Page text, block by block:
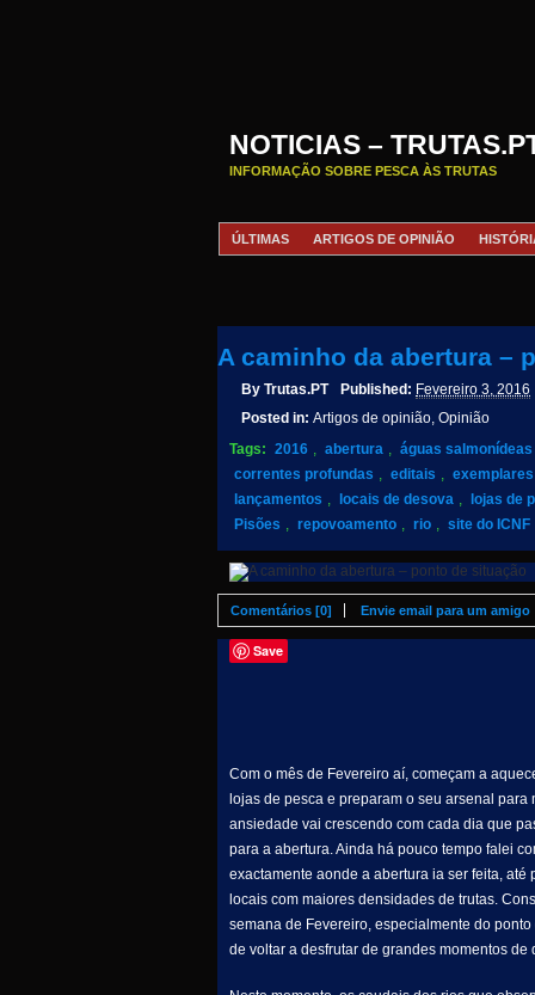
NOTICIAS –
INFORMAÇÃO SOBRE PESCA ÀS TRUTAS
ÚLTIMAS
ARTIGOS DE OPINIÃO
A caminho da abertura –
By Trutas.PT Published: Fevereiro 3, 2016
Posted in: Artigos de opinião, Opinião
Tags: 2016 , abertura , águas salmonídeas
correntes profundas , editais , exemplares
lançamentos , locais de desova , lojas de
Pisões , repovoamento , rio , site do ICNF
Comentários [0] Envie email para um amigo
Save
Com o mês de Fevereiro aí, começam a
lojas de pesca e preparam o seu arsenal
ansiedade vai crescendo com cada dia que
para a abertura. Ainda há pouco tempo falei
exactamente aonde a abertura ia ser feita,
locais com maiores densidades de trutas.
semana de Fevereiro, especialmente do
de voltar a desfrutar de grandes momentos